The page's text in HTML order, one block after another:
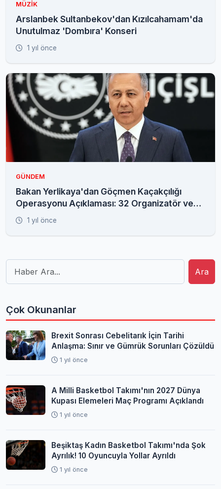
MÜZIK
Arslanbek Sultanbekov'dan Kızılcahamam'da
Unutulmaz 'Dombıra' Konseri
1 yıl önce
GÜNDEM
Bakan Yerlikaya'dan Göçmen Kaçakçılığı
Operasyonu Açıklaması: 32 Organizatör ve
572 Düzensiz Göçmen Yakalandı
1 yıl önce
Ara
Çok Okunanlar
Brexit Sonrası Cebelitarık İçin Tarihi
Anlaşma: Sınır ve Gümrük Sorunları Çözüldü
1 yıl önce
A Milli Basketbol Takımı'nın 2027 Dünya
Kupası Elemeleri Maç Programı Açıklandı
1 yıl önce
Beşiktaş Kadın Basketbol Takımı'nda Şok
Ayrılık! 10 Oyuncuyla Yollar Ayrıldı
1 yıl önce